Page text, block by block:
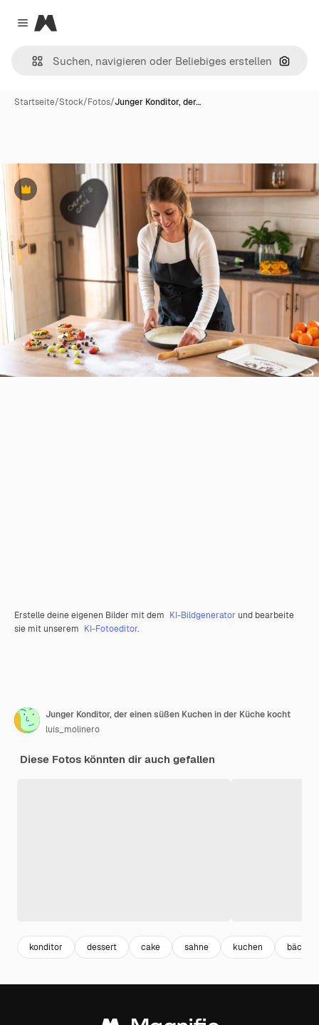
Close menu
Magnific
Nach
Startseite/Stock/Fotos/Junger Konditor, der…
Premium
Erstelle deine eigenen Bilder mit dem KI-Bildgenerator und bearbeite
sie mit unserem KI-Fotoeditor.
Junger Konditor, der einen süßen Kuchen in der Küche kocht
luis_molinero
Diese Fotos könnten dir auch gefallen
konditor dessert cake sahne kuchen bäcker